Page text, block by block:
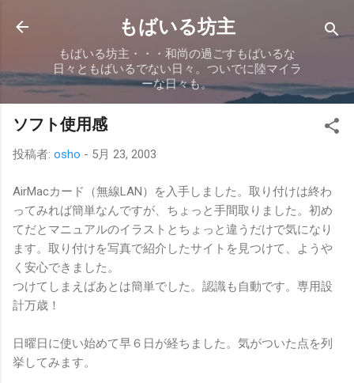
スキップしてメイン コンテンツに移動
もばいる坊主
もばいる坊主・・・和尚の過ごすもばいるな
日々ともばいるでない日々。ついでに陸マイラ
ーな日々も。
ソフト使用感
投稿者: osho - 5月 23, 2003
AirMacカード（無線LAN）を入手しました。取り付けは終わ
ってみれば簡単なんですが、ちょっと手間取りました。初め
てだとマニュアルのイラストとちょっと違うだけで気になり
ます。取り付けを写真で紹介したサイトを見つけて、ようや
く安心できました。
つけてしまえばあとは簡単でした。認識も自動です。専用設
計万歳！
日曜日に使い始めて早６日が経ちました。気がついた点を列
挙してみます。